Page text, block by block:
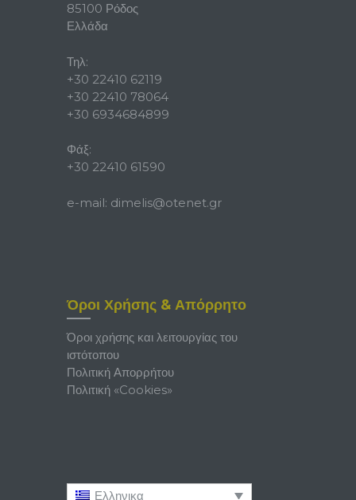
85100 Ρόδος
Ελλάδα
Τηλ:
+30 22410 62119
+30 22410 78064
+30 6934684899
Φάξ:
+30 22410 61590
e-mail: dimelis@otenet.gr
Όροι Χρήσης & Απόρρητο
Όροι χρήσης και λειτουργίας του
ιστότοπου
Πολιτική Απορρήτου
Πολιτική «Cookies»
Ελληνικα